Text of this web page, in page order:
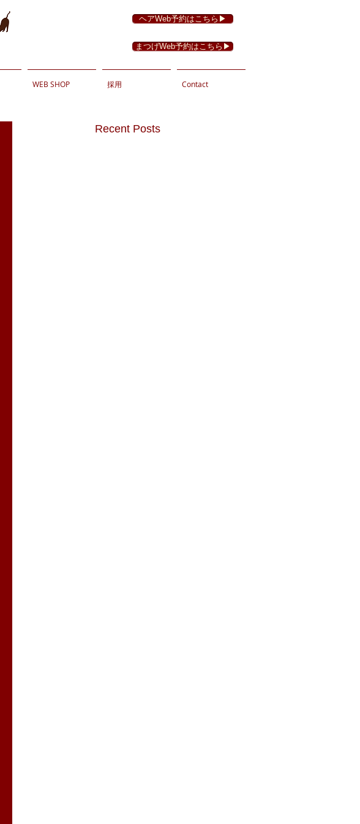
ヘアWeb予約はこちら▶︎
まつげWeb予約はこちら▶︎
WEB SHOP 採用 Contact
Recent Posts